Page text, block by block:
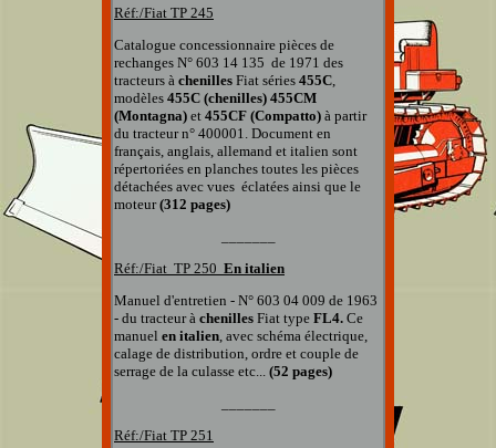
Réf:/Fiat TP 245
Catalogue concessionnaire pièces de
rechanges N° 603 14 135 de 1971 des
tracteurs à chenilles Fiat séries 455C,
modèles 455C (chenilles) 455CM
(Montagna) et 455CF (Compatto) à partir
du tracteur n° 400001. Document en
français, anglais, allemand et italien sont
répertoriées en planches toutes les pièces
détachées avec vues éclatées ainsi que le
moteur(312 pages)
Réf:/Fiat TP 250 En italien
Manuel d'entretien - N° 603 04 009 de 1963
- du tracteur à chenilles Fiat type FL4. Ce
manuel en italien, avec schéma électrique,
calage de distribution, ordre et couple de
serrage de la culasse etc... (52 pages)
Réf:/Fiat TP 251